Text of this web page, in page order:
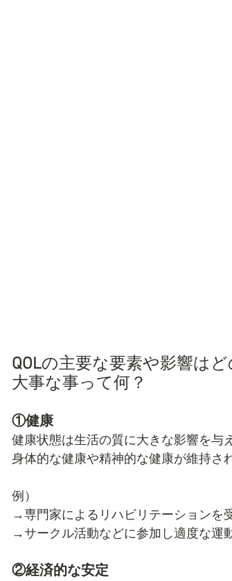
QOLの主要な要素や影響は
大事な事って何？
①健康
健康状態は生活の質に大きな影響を与
身体的な健康や精神的な健康が維持さ
例）
→専門家によるリハビリテーションを
→サークル活動などに参加し適度な運
②経済的な安定